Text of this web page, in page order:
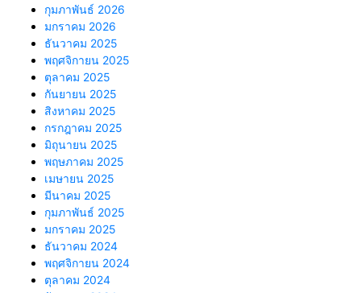
กุมภาพันธ์ 2026
มกราคม 2026
ธันวาคม 2025
พฤศจิกายน 2025
ตุลาคม 2025
กันยายน 2025
สิงหาคม 2025
กรกฎาคม 2025
มิถุนายน 2025
พฤษภาคม 2025
เมษายน 2025
มีนาคม 2025
กุมภาพันธ์ 2025
มกราคม 2025
ธันวาคม 2024
พฤศจิกายน 2024
ตุลาคม 2024